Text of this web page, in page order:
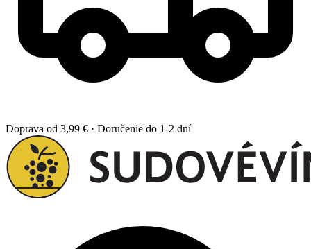
Doprava od 3,99 € · Doručenie do 1-2 dní